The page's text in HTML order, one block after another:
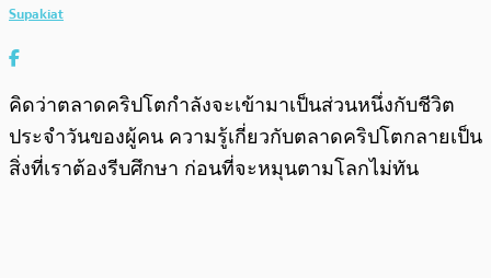
Supakiat
คิดว่าตลาดคริปโตกำลังจะเข้ามาเป็นส่วนหนึ่งกับชีวิต
ประจำวันของผู้คน ความรู้เกี่ยวกับตลาดคริปโตกลายเป็น
สิ่งที่เราต้องรีบศึกษา ก่อนที่จะหมุนตามโลกไม่ทัน